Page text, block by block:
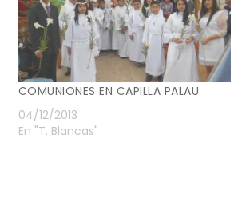
COMUNIONES EN CAPILLA PALAU
04/12/2013
En "T. Blancas"